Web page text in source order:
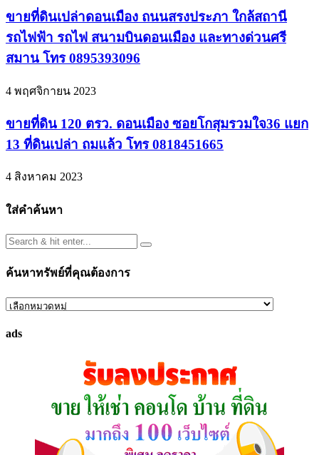
ขายที่ดินเปล่าดอนเมือง ถนนสรงประภา ใกล้สถานี
รถไฟฟ้า รถไฟ สนามบินดอนเมือง และทางด่วนศรี
สมาน โทร 0895393096
4 พฤศจิกายน 2023
ขายที่ดิน 120 ตรว. ดอนเมือง ซอยโกสุมรวมใจ36 แยก
13 ที่ดินเปล่า ถมแล้ว โทร 0818451665
4 สิงหาคม 2023
ใส่คำค้นหา
ค้นหาทรัพย์ที่คุณต้องการ
ค้นหา
ที่
ads